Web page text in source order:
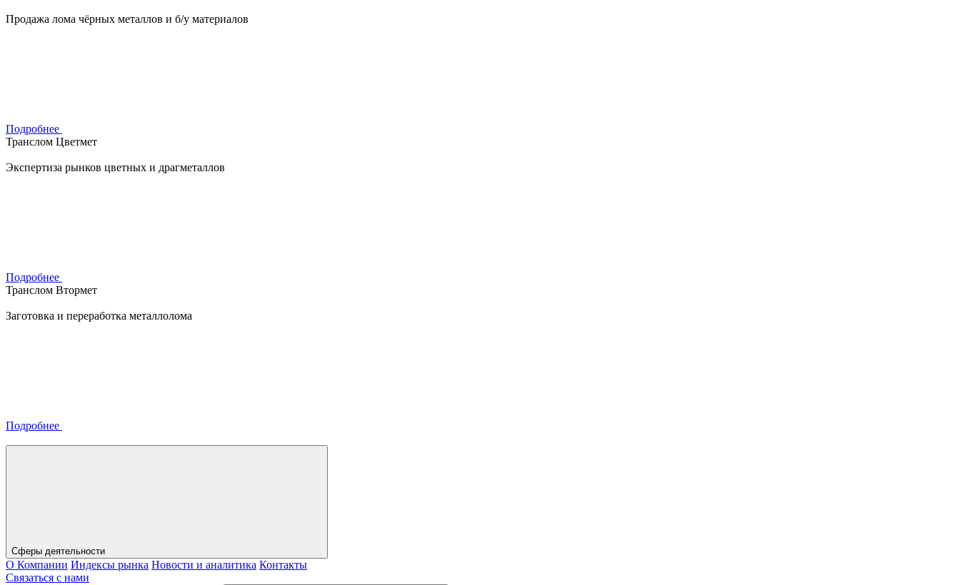
Продажа лома чёрных металлов и б/у материалов
Подробнее
Транслом Цветмет
Экспертиза рынков цветных и драгметаллов
Подробнее
Транслом Втормет
Заготовка и переработка металлолома
Подробнее
Сферы деятельности
О Компании Индексы рынка Новости и аналитика Контакты
Связаться с нами